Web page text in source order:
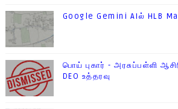
Google Gemini AIல் HLB
பொய் புகார் - அரசுப்பள்ளி
DEO உத்தரவு